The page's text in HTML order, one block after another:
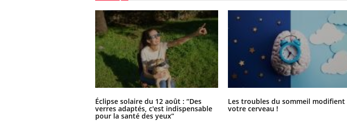
Éclipse solaire du 12 août : “Des
verres adaptés, c'est indispensable
pour la santé des yeux”
Les troubles du sommeil modifient
votre cerveau !
Les troubles du sommeil
modifient votre cerveau !
Mon enfant est-il trop
sensible ou simplement
très empathique ?